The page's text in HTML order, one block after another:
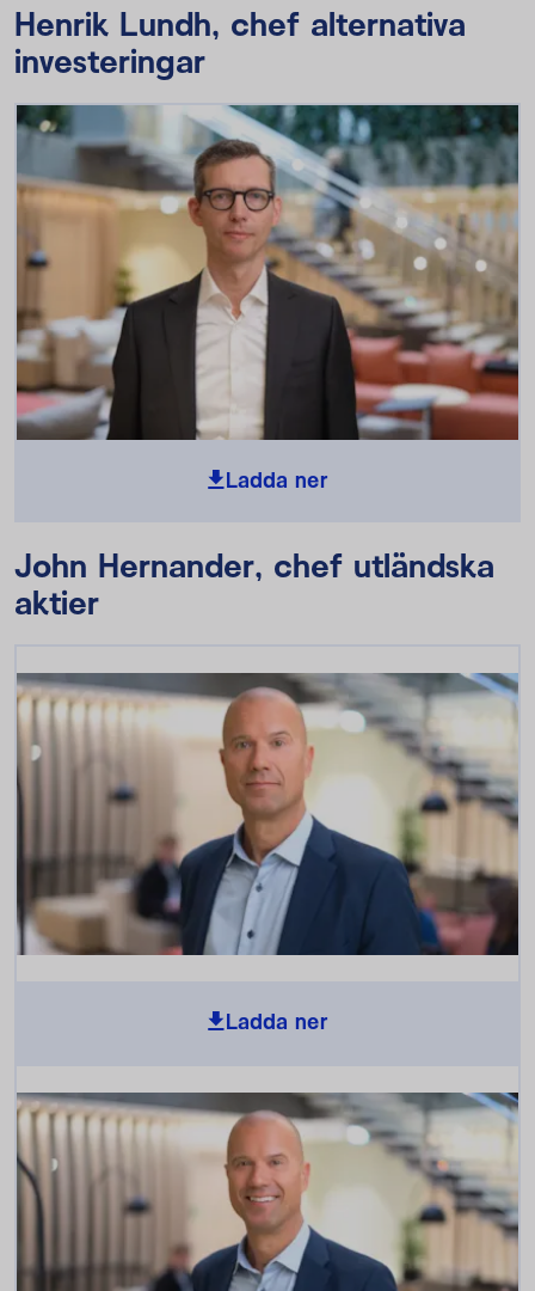
Henrik Lundh, chef alternativa
investeringar
Ladda ner
John Hernander, chef utländska
aktier
Ladda ner